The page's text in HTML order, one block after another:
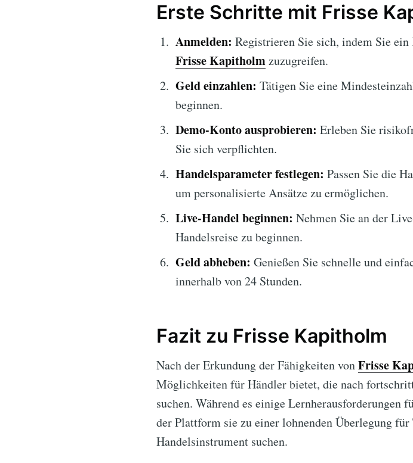
Erste Schritte mit Frisse
Anmelden: Registrieren Sie sich, indem Sie
Frisse Kapitholmzuzugreifen.
Geld einzahlen: Tätigen Sie eine
beginnen.
Demo-Konto ausprobieren: Erleben Sie
Sie sich verpflichten.
Handelsparameter festlegen: Passen Sie die
um personalisierte Ansätze zu ermöglichen.
Live-Handel beginnen: Nehmen Sie an der
Handelsreise zu beginnen.
Geld abheben: Genießen Sie schnelle und
innerhalb von 24 Stunden.
Fazit zu Frisse Kapitholm
Nach der Erkundung der Fähigkeiten vonFrisse
Möglichkeiten für Händler bietet, die nach
suchen. Während es einige Lernherausforderungen
der Plattform sie zu einer lohnenden Überlegung
Handelsinstrument suchen.